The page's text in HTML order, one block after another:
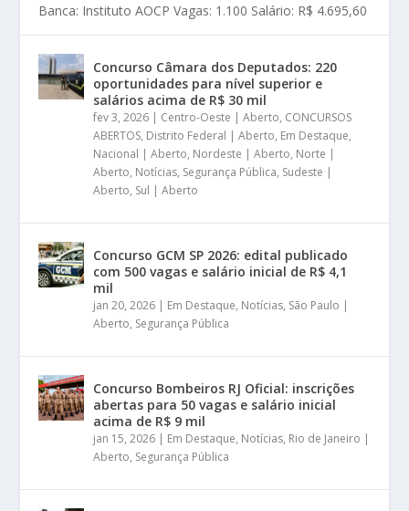
Banca: Instituto AOCP Vagas: 1.100 Salário: R$ 4.695,60
Concurso Câmara dos Deputados: 220
oportunidades para nível superior e
salários acima de R$ 30 mil
fev 3, 2026 | Centro-Oeste | Aberto, CONCURSOS
ABERTOS, Distrito Federal | Aberto, Em Destaque,
Nacional | Aberto, Nordeste | Aberto, Norte |
Aberto, Notícias, Segurança Pública, Sudeste |
Aberto, Sul | Aberto
Concurso GCM SP 2026: edital publicado
com 500 vagas e salário inicial de R$ 4,1
mil
jan 20, 2026 | Em Destaque, Notícias, São Paulo |
Aberto, Segurança Pública
Concurso Bombeiros RJ Oficial: inscrições
abertas para 50 vagas e salário inicial
acima de R$ 9 mil
jan 15, 2026 | Em Destaque, Notícias, Rio de Janeiro |
Aberto, Segurança Pública